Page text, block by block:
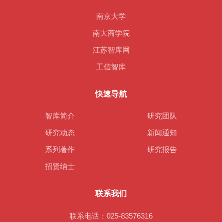
南京大学
南大商学院
江苏智库网
工信智库
快速导航
智库简介
研究团队
研究动态
新闻通知
系列著作
研究报告
招贤纳士
联系我们
联系电话：025-83576316